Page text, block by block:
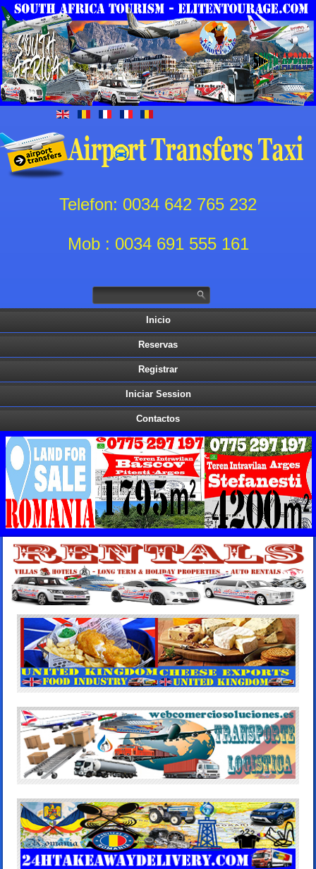
Telefon: 0034 642 765 232
Mob : 0034 691 555 161
Inicio
Reservas
Registrar
Iniciar Session
Contactos